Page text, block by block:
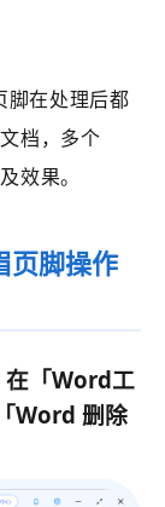
脚在处理后都
档，多个
效果。
页脚操作
在 「Word工
「Word 删除